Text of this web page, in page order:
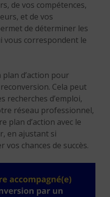
de vos compétences,
et de vos
de déterminer les
vous correspondent le
d’action pour
Cela peut
recherches d’emploi,
réseau professionnel,
plan d’action avec le
en ajustant si
vos chances de succès.